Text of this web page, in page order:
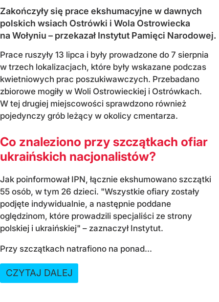
Zakończyły się prace ekshumacyjne w dawnych
polskich wsiach Ostrówki i Wola Ostrowiecka
na Wołyniu – przekazał Instytut Pamięci Narodowej.
Prace ruszyły 13 lipca i były prowadzone do 7 sierpnia
w trzech lokalizacjach, które były wskazane podczas
kwietniowych prac poszukiwawczych. Przebadano
zbiorowe mogiły w Woli Ostrowieckiej i Ostrówkach.
W tej drugiej miejscowości sprawdzono również
pojedynczy grób leżący w okolicy cmentarza.
Co znaleziono przy szczątkach ofiar
ukraińskich nacjonalistów?
Jak poinformował IPN, łącznie ekshumowano szczątki
55 osób, w tym 26 dzieci. "Wszystkie ofiary zostały
podjęte indywidualnie, a następnie poddane
oględzinom, które prowadzili specjaliści ze strony
polskiej i ukraińskiej" – zaznaczył Instytut.
Przy szczątkach natrafiono na ponad...
CZYTAJ DALEJ